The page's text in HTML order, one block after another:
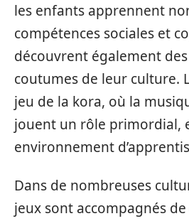
les enfants apprennent
compétences sociales et
découvrent également
coutumes de leur culture.
jeu de la kora, où la
jouent un rôle primordial,
environnement
Dans de nombreuses
jeux sont accompagnés